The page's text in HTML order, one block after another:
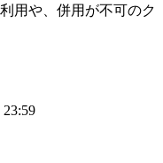
用や、併用が不可のク